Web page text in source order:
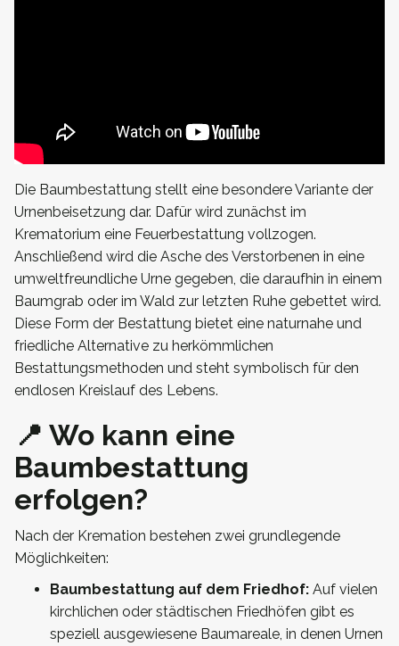
Die Baumbestattung stellt eine besondere Variante der
Urnenbeisetzung dar. Dafür wird zunächst im
Krematorium eine Feuerbestattung vollzogen.
Anschließend wird die Asche des Verstorbenen in eine
umweltfreundliche Urne gegeben, die daraufhin in einem
Baumgrab oder im Wald zur letzten Ruhe gebettet wird.
Diese Form der Bestattung bietet eine naturnahe und
friedliche Alternative zu herkömmlichen
Bestattungsmethoden und steht symbolisch für den
endlosen Kreislauf des Lebens.
📍 Wo kann eine
Baumbestattung
erfolgen?
Nach der Kremation bestehen zwei grundlegende
Möglichkeiten:
Baumbestattung auf dem Friedhof: Auf vielen
kirchlichen oder städtischen Friedhöfen gibt es
speziell ausgewiesene Baumareale, in denen Urnen